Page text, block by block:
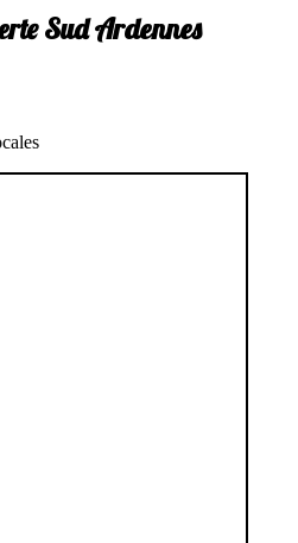
Sud Ardennes